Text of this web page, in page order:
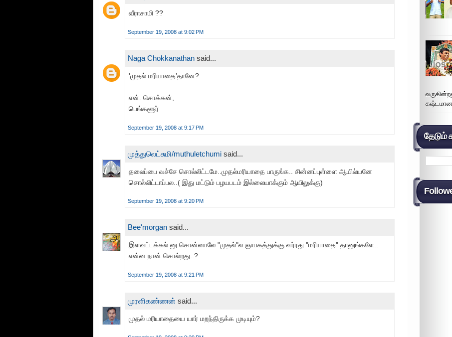
வீராசாமி ??
September 19, 2008 at 9:02 PM
Naga Chokkanathan said...
'முதல் மரியாதை’தானே?
என். சொக்கன்,
பெங்களூர்
September 19, 2008 at 9:17 PM
முத்துலெட்சுமி/muthuletchumi said...
தலைப்பை வச்சே சொல்லிட்டமே..முதல்மரியாதை பாருங்க.. சின்னப்புள்ளை ஆயில்யனே
சொல்லிட்டாப்பல..( இது மட்டும் பழயபடம் இல்லையாக்கும் ஆயிலுக்கு)
September 19, 2008 at 9:20 PM
Bee'morgan said...
இளவட்டக்கல் னு சொன்னாலே "முதல்"ல ஞாபகத்துக்கு வர்ரது "மரியாதை" தானுங்களே..
என்ன நான் சொல்றது..?
September 19, 2008 at 9:21 PM
முரளிகண்ணன் said...
முதல் மரியாதையை யார் மறந்திருக்க முடியும்?
தேடும்